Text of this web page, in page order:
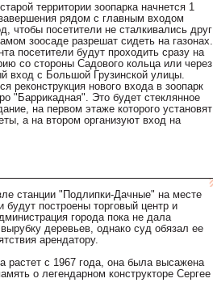
территории зоопарка начнется 1
рядом с главным входом
чтобы посетители не сталкивались друг
зоосаде разрешат сидеть на газонах.
посетители будут проходить сразу на
со стороны Садового кольца или через
вход с Большой Грузинской улицы.
реконструкция нового входа в зоопарк
"Баррикадная". Это будет стеклянное
на первом этаже которого установят
а на втором организуют вход на
станции "Подлипки-Дачные" на месте
будут построены торговый центр и
города пока не дала
деревьев, однако суд обязал ее
арендатору.
растет с 1967 года, она была высажена
о легендарном конструкторе Сергее